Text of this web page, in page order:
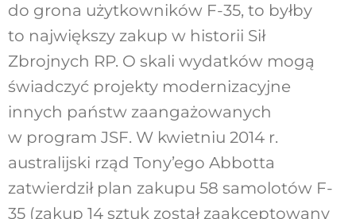
do grona użytkowników F-35, to byłby
to największy zakup w historii Sił
Zbrojnych RP. O skali wydatków mogą
świadczyć projekty modernizacyjne
innych państw zaangażowanych
w program JSF. W kwietniu 2014 r.
australijski rząd Tony’ego Abbotta
zatwierdził plan zakupu 58 samolotów F-
35 (zakup 14 sztuk został zaakceptowany